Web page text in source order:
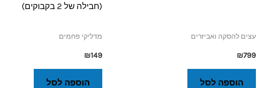
עצים להסקה ואביזרים
₪799
הוספה לסל
(חבילה של 2 בקבוקים)
מדליקי פחמים
₪149
הוספה לסל